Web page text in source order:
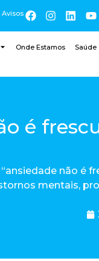
Avisos
Onde Estamos Saúde
é
não é
mentais,